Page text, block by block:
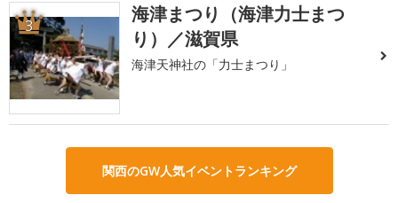
3
海津まつり（海津力士まつ
り）／滋賀県
海津天神社の「力士まつり」
関西のGW人気イベントランキング